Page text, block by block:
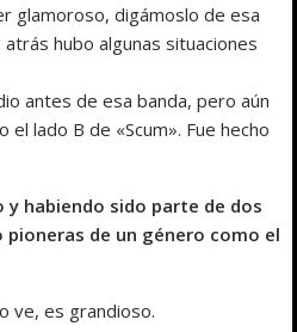
glamoroso, digámoslo de esa
hubo algunas situaciones
antes de esa banda, pero aún
lado B de «Scum». Fue hecho
y habiendo sido parte de dos
de un género como el
ve, es grandioso.